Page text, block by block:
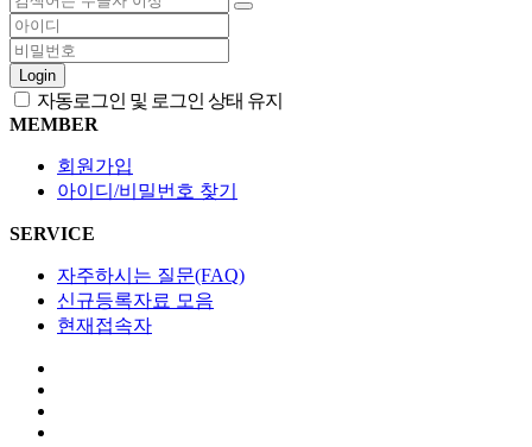
Login
자동로그인 및 로그인 상태 유지
MEMBER
회원가입
아이디/비밀번호 찾기
SERVICE
자주하시는 질문(FAQ)
신규등록자료 모음
현재접속자